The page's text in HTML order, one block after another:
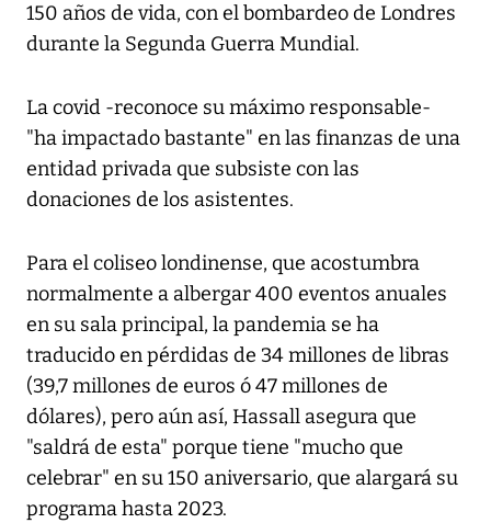
150 años de vida, con el bombardeo de Londres
durante la Segunda Guerra Mundial.
La covid -reconoce su máximo responsable-
"ha impactado bastante" en las finanzas de una
entidad privada que subsiste con las
donaciones de los asistentes.
Para el coliseo londinense, que acostumbra
normalmente a albergar 400 eventos anuales
en su sala principal, la pandemia se ha
traducido en pérdidas de 34 millones de libras
(39,7 millones de euros ó 47 millones de
dólares), pero aún así, Hassall asegura que
"saldrá de esta" porque tiene "mucho que
celebrar" en su 150 aniversario, que alargará su
programa hasta 2023.